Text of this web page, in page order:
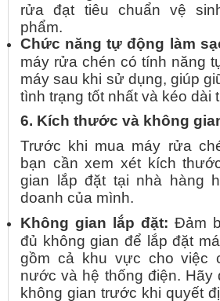
rửa đạt tiêu chuẩn vệ
phẩm.
Chức năng tự động làm
máy rửa chén có tính năng
máy sau khi sử dụng, giúp
tình trạng tốt nhất và kéo dài
6. Kích thước và không
Trước khi mua máy rửa
bạn cần xem xét kích
gian lắp đặt tại nhà hàng
doanh của mình.
Không gian lắp đặt: Đảm
đủ không gian để lắp đặt
gồm cả khu vực cho việc
nước và hệ thống điện. Hãy
không gian trước khi quyết